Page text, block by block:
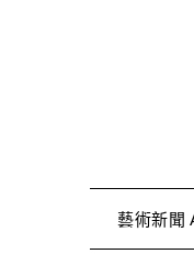
藝術新聞